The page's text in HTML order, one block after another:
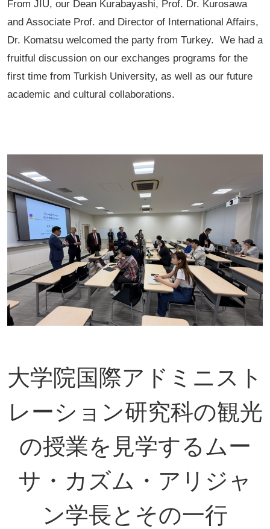
From JIU, our Dean Kurabayashi, Prof. Dr. Kurosawa
and Associate Prof. and Director of International Affairs,
Dr. Komatsu welcomed the party from Turkey. We had a
fruitful discussion on our exchanges programs for the
first time from Turkish University, as well as our future
academic and cultural collaborations.
大学院国際アドミニスト
レーション研究科の観光
の授業を見学するムー
サ・カズム・アリジャ
ン学長とその一行